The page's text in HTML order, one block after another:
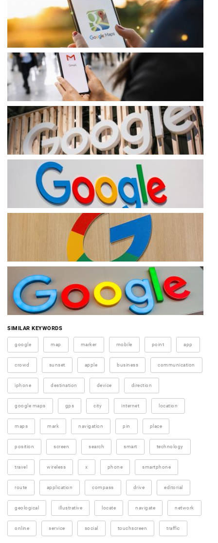
SIMILAR KEYWORDS
google map marker mobile point app
crowd sunset apple business communication
iphone destination device direction
google maps gps city internet location
maps mark navigation pin place
position screen search smart technology
travel wireless x phone smartphone
route application compass drive editorial
geological illustrative locate navigate network
online service social touchscreen traffic